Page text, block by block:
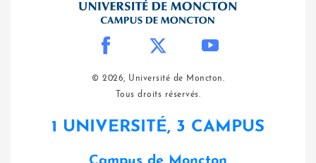
© 2026, Université de Moncton.
Tous droits réservés.
1 UNIVERSITÉ, 3 CAMPUS